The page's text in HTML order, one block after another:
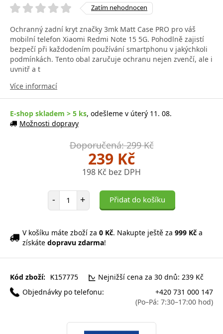
Zatím nehodnocen
Ochranný zadní kryt značky 3mk Matt Case PRO pro váš
mobilní telefon Xiaomi Redmi Note 15 5G. Pohodlně zajistí
bezpečí při každodením používání smartphonu v jakýchkoli
podmínkách. Tento obal zaručuje ochranu nejen zvenčí, ale i
uvnitř a t
Více informací
E-shop skladem > 5 ks, odešleme v úterý 11. 08.
Možnosti dopravy
Doporučená: 299 Kč
239 Kč
198 Kč bez DPH
- Počet položek
+ Přidat do košíku
V košíku máte zboží za 0 Kč. Nakupte ještě za 999 Kč a
získáte dopravu zdarma!
Kód zboží: K157775
Nejnižší cena za 30 dnů: 239 Kč
Objednávky po telefonu:
+420 731 000 147
(Po–Pá: 7:30–17:00 hod)